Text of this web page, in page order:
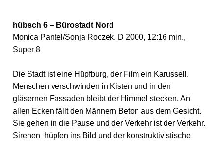
hübsch 6 – Bürostadt Nord
Monica Pantel/Sonja Roczek. D 2000, 12:16 min.,
Super 8
Die Stadt ist eine Hüpfburg, der Film ein Karussell.
Menschen verschwinden in Kisten und in den
gläsernen Fassaden bleibt der Himmel stecken. An
allen Ecken fällt den Männern Beton aus dem Gesicht.
Sie gehen in die Pause und der Verkehr ist der Verkehr.
Sirenen hüpfen ins Bild und der konstruktivistische